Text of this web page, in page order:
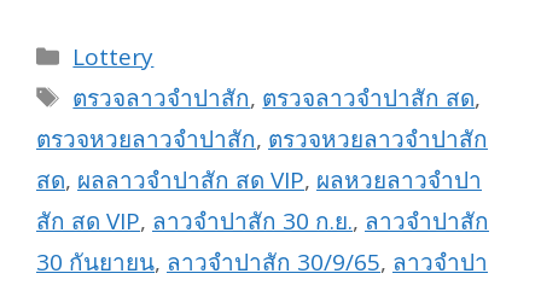
Categories
Lottery
Tags
ตรวจลาวจำปาสัก, ตรวจลาวจำปาสัก สด,
ตรวจหวยลาวจำปาสัก, ตรวจหวยลาวจำปาสัก
สด, ผลลาวจำปาสัก สด VIP, ผลหวยลาวจำปา
สัก สด VIP, ลาวจำปาสัก 30 ก.ย., ลาวจำปาสัก
30 กันยายน, ลาวจำปาสัก 30/9/65, ลาวจำปา